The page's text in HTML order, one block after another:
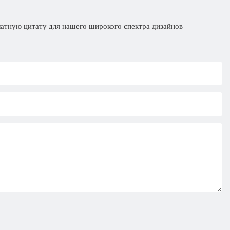
цитату для нашего широкого спектра дизайнов